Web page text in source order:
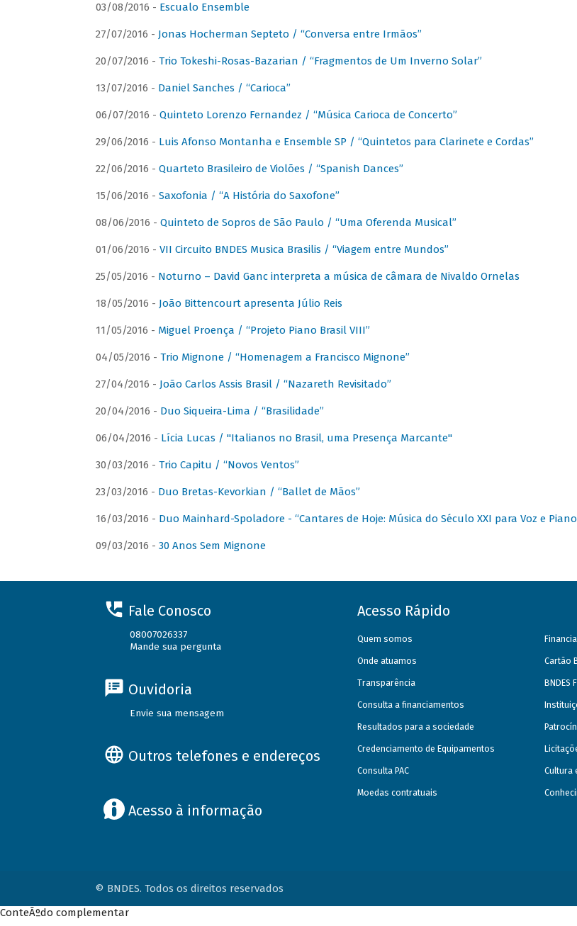
03/08/2016 - Escualo Ensemble
27/07/2016 - Jonas Hocherman Septeto / “Conversa entre Irmãos”
20/07/2016 - Trio Tokeshi-Rosas-Bazarian / “Fragmentos de Um Inverno Solar”
13/07/2016 - Daniel Sanches / “Carioca”
06/07/2016 - Quinteto Lorenzo Fernandez / “Música Carioca de Concerto”
29/06/2016 - Luis Afonso Montanha e Ensemble SP / “Quintetos para Clarinete e Cordas”
22/06/2016 - Quarteto Brasileiro de Violões / “Spanish Dances”
15/06/2016 - Saxofonia / “A História do Saxofone”
08/06/2016 - Quinteto de Sopros de São Paulo / “Uma Oferenda Musical”
01/06/2016 - VII Circuito BNDES Musica Brasilis / “Viagem entre Mundos”
25/05/2016 - Noturno – David Ganc interpreta a música de câmara de Nivaldo Ornelas
18/05/2016 - João Bittencourt apresenta Júlio Reis
11/05/2016 - Miguel Proença / “Projeto Piano Brasil VIII”
04/05/2016 - Trio Mignone / “Homenagem a Francisco Mignone”
27/04/2016 - João Carlos Assis Brasil / “Nazareth Revisitado”
20/04/2016 - Duo Siqueira-Lima / “Brasilidade”
06/04/2016 - Lícia Lucas / "Italianos no Brasil, uma Presença Marcante"
30/03/2016 - Trio Capitu / “Novos Ventos”
23/03/2016 - Duo Bretas-Kevorkian / “Ballet de Mãos”
16/03/2016 - Duo Mainhard-Spoladore - “Cantares de Hoje: Música do Século XXI para Voz e
09/03/2016 - 30 Anos Sem Mignone
Fale Conosco
08007026337
Mande sua pergunta
Ouvidoria
Envie sua mensagem
Outros telefones e endereços
Acesso à informação
Acesso Rápido
Quem somos
Onde atuamos
Transparência
Consulta a financiamentos
Resultados para a sociedade
Credenciamento de Equipamentos
Consulta PAC
Moedas contratuais
Cartão
BNDES
Cultura
© BNDES. Todos os direitos reservados
ConteÃºdo complementar